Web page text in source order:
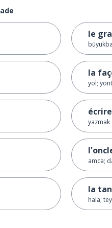
le
la
yol;
écrire
yazmak
amca;
la
hala;